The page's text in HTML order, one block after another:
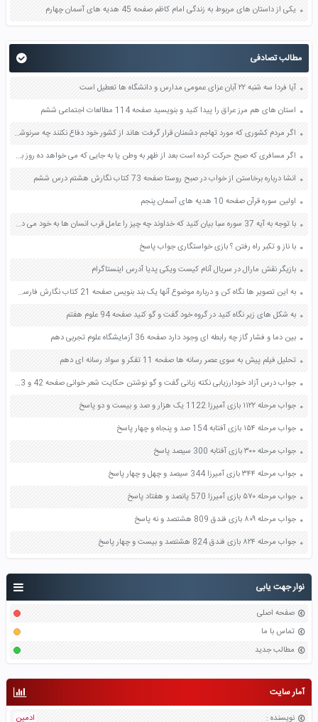
نوار جهت یابی
صفحه اصلی
تماس با ما
مطالب جدید
آمار سایت
نویسنده : ادمین
یکی از داستان های مربوط به زندگی امام کاظم صفحه 45 هدیه های آسمان چهارم
مطالب تصادفی
آیا فردا سه شنبه ۲۲ آبان عزای عمومی مدارس و دانشگاه ها تعطیل است
استان های هم مرز عراق را پیدا کنید و بنویسید صفحه 114 مطالعات اجتماعی ششم
اگر مردم کشوری که مورد تهاجم دشمنان قرار گرفت هاند از کشور خود دفاع نکنند چه سرنوشتی در انتظار آنان خواهد بود؟ صفحه 140 پیام های آسمان نهم
اگر مسافری که صبح حرکت کرده است بعد از ظهر به وطن یا به جایی که می خواهد ده روز بماند برسد وظیفه اش چیست؟ صفحه 131 دین و زندگی دهم
انشا درباره برخاستن از خواب در صبح روستا صفحه 73 کتاب نگارش هشتم درس ششم
اولین سوره قرآن صفحه 10 هدیه های آسمان پنجم
با توجه به آیه 37 سوره سبا بیان کنید که خداوند چه چیز را عامل قرب انسان ها به خود می داند صفحه 24 دین و زندگی دهم
با ناز و تکبر راه رفتن ؟ بازی خواستگاری جواب پاسخ
بازیگر نقش مارال در سریال آنام کیست ویکی پدیا آدرس اینستاگرام
به این تصویر ها نگاه کن و درباره موضوع آنها یک بند بنویس صفحه 21 کتاب نگارش فارسی سوم
به شکل های زیر نگاه کنید در گروه خود گفت و گو کنید صفحه 94 علوم هفتم
بین دما و فشار گاز چه رابطه ای وجود دارد صفحه 36 آزمایشگاه علوم تجربی دهم
تحلیل فیلم پیش به سوی عصر رسانه ها صفحه 11 تفکر و سواد رسانه ای دهم
جواب درس آزاد خودارزیابی نکته زبانی گفت و گو نوشتن حکایت شعر خوانی صفحه 42 و 43 و 44 و 45 و 46 فارسی نهم
جواب مرحله ۱۱۲۲ بازی آمیرزا 1122 یک هزار و صد و بیست و دو پاسخ
جواب مرحله ۱۵۴ بازی آفتابه 154 صد و پنجاه و چهار پاسخ
جواب مرحله ۳۰۰ بازی آفتابه 300 سیصد پاسخ
جواب مرحله ۳۴۴ بازی آمیرزا 344 سیصد و چهل و چهار پاسخ
جواب مرحله ۵۷۰ بازی آمیرزا 570 پانصد و هفتاد پاسخ
جواب مرحله ۸۰۹ بازی فندق 809 هشتصد و نه پاسخ
جواب مرحله ۸۲۴ بازی فندق 824 هشتصد و بیست و چهار پاسخ